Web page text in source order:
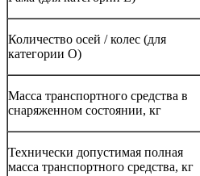
Количество осей / колес (для
категории О)
Масса транспортного средства в
снаряженном состоянии, кг
Технически допустимая полная
масса транспортного средства, кг